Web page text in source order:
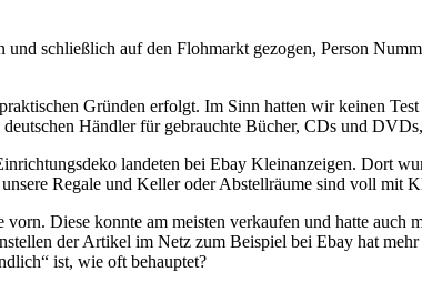
schließlich auf den Flohmarkt gezogen, Person
Gründen erfolgt. Im Sinn hatten wir keinen
Händler für gebrauchte Bücher, CDs und
landeten bei Ebay Kleinanzeigen. Dort
Regale und Keller oder Abstellräume sind voll mit
Diese konnte am meisten verkaufen und hatte auch
der Artikel im Netz zum Beispiel bei Ebay hat
ist, wie oft behauptet?